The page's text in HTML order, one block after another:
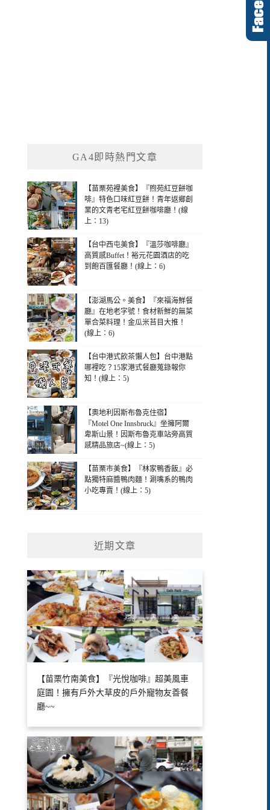
GA4即時熱門文章
【苗栗苑裡美食】『煦苑紅豆餅咖
啡』特色口味紅豆餅！青年返鄉創
業的文青老宅紅豆餅咖啡廳！(線
上：13)
【台中西屯美食】『溫莎咖啡廳』
高質感Buffet！裕元花園酒店的吃
到飽百匯餐廳！(線上：6)
【澎湖馬公。美食】『來福海鮮餐
廳』在地老字號！食材新鮮的無菜
單合菜料理！金瓜米苔目大推！
(線上：6)
【台中港式飲茶懶人包】台中港點
哪裡吃？15家港式餐廳蒐錄報你
知！(線上：5)
【奧地利因斯布魯克住宿】
『Motel One Innsbruck』坐擁阿爾
卑斯山景！因斯布魯克車站旁高質
感精品旅店~(線上：5)
【苗栗市美食】『林家鴨香飯』必
點獨特麻醬鴨肉麵！涮嘴系的鴨肉
小吃專賣！(線上：5)
近期文章
【苗栗竹南美食】『光悅咖啡』超美風車
庭園！擁有戶外大草皮的戶外寵物友善餐
廳~~